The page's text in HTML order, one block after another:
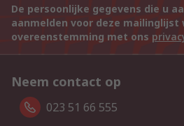
De persoonlijke gegevens die u
aanmelden voor deze
overeenstemming met ons
Neem contact op
023 51 66 555